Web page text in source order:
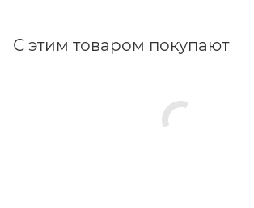
С этим товаром покупают